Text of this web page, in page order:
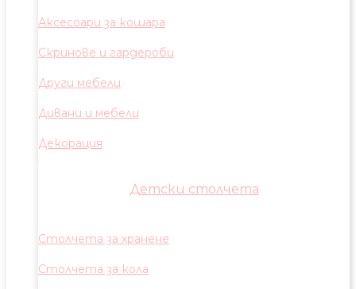
Аксесоари за кошара
Скринове и гардероби
Други мебели
Дивани и мебели
Декорация
Детски столчета
Столчета за хранене
Столчета за кола